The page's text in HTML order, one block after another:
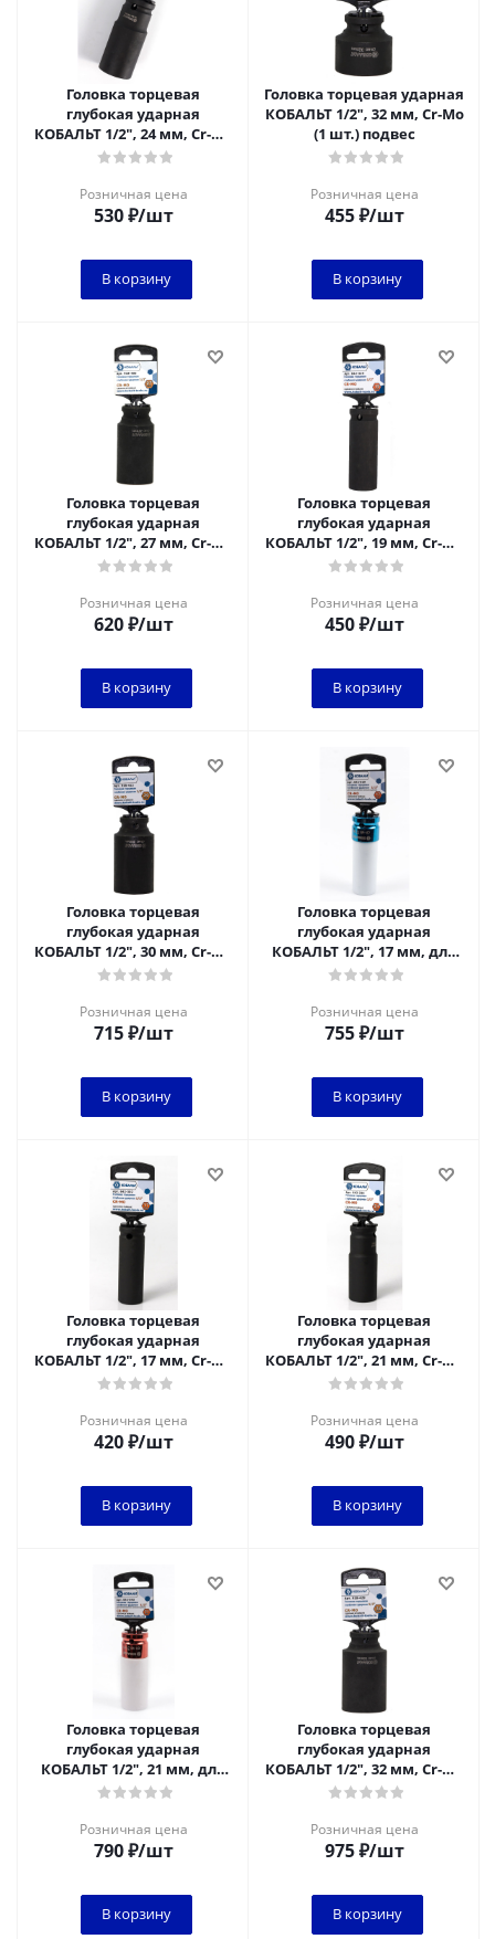
Головка торцевая
глубокая ударная
КОБАЛЬТ 1/2", 24 мм, Cr-Mo
(1 шт.) подвес
Розничная цена
530₽/шт
В корзину
Головка торцевая ударная
КОБАЛЬТ 1/2", 32 мм, Cr-Mo
(1 шт.) подвес
Розничная цена
455₽/шт
В корзину
Головка торцевая
глубокая ударная
КОБАЛЬТ 1/2", 27 мм, Cr-Mo
(1 шт.) подвес
Розничная цена
620₽/шт
В корзину
Головка торцевая
глубокая ударная
КОБАЛЬТ 1/2", 19 мм, Cr-Mo
(1 шт.) подвес
Розничная цена
450₽/шт
В корзину
Головка торцевая
глубокая ударная
КОБАЛЬТ 1/2", 30 мм, Cr-Mo
(1 шт.) подвес
Розничная цена
715₽/шт
В корзину
Головка торцевая
глубокая ударная
КОБАЛЬТ 1/2", 17 мм, для
легкосплавных колесных
Розничная цена
755₽/шт
В корзину
Головка торцевая
глубокая ударная
КОБАЛЬТ 1/2", 17 мм, Cr-Mo
(1 шт.) подвес
Розничная цена
420₽/шт
В корзину
Головка торцевая
глубокая ударная
КОБАЛЬТ 1/2", 21 мм, Cr-Mo
(1 шт.) подвес
Розничная цена
490₽/шт
В корзину
Головка торцевая
глубокая ударная
КОБАЛЬТ 1/2", 21 мм, для
легкосплавных колесных
Розничная цена
790₽/шт
В корзину
Головка торцевая
глубокая ударная
КОБАЛЬТ 1/2", 32 мм, Cr-Mo
(1 шт.) подвес
Розничная цена
975₽/шт
В корзину